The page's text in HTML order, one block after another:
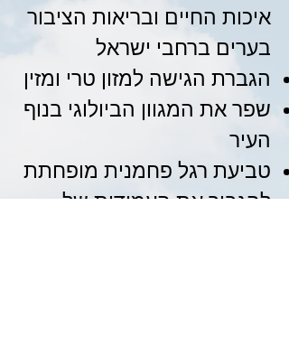
איכות החיים ובריאות הציבור
בערים ברחבי ישראל
הגברת הגישה למזון טרי ומזין
שפר את המגוון הביולוגי בנוף
העיר
טביעת רגל פחמנית מופחתת
להגביר את העמידות של